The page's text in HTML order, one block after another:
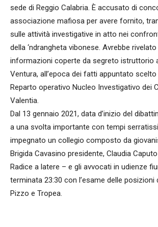
sede di Reggio Calabria. È accusato di
associazione mafiosa per avere fornito,
sulle attività investigative in atto nei
della ‘ndrangheta vibonese. Avrebbe
informazioni coperte da segreto istruttorio
Ventura, all’epoca dei fatti appuntato scelto
Reparto operativo Nucleo Investigativo dei
Valentia.
Dal 13 gennaio 2021, data d’inizio del
a una svolta importante con tempi
impegnato un collegio composto da
Brigida Cavasino presidente, Claudia
Radice a latere – e gli avvocati in udienze
terminata 23:30 con l’esame delle posizioni
Pizzo e Tropea.